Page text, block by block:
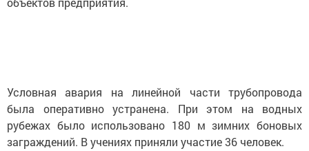
Условная авария на линейной части трубопровода
была оперативно устранена. При этом на водных
рубежах было использовано 180 м зимних боновых
заграждений. В учениях приняли участие 36 человек.